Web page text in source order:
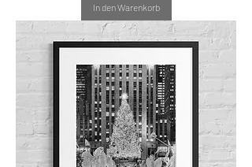
In den Warenkorb